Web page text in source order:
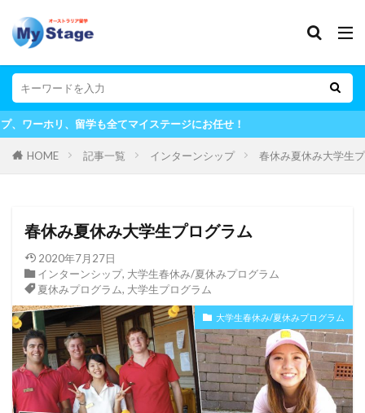
イステージにお任せ！
HOME 記事一覧 インターンシップ 春休み夏休み大学生
春休み夏休み大学生プログラム
2020年7月27日
インターンシップ, 大学生春休み/夏休みプログラム
夏休みプログラム, 大学生プログラム
大学生春休み/夏休みプログラム